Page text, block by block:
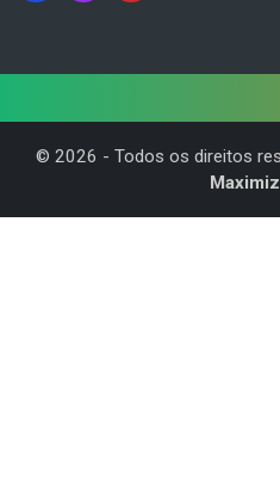
© 2026 - Todos os direitos